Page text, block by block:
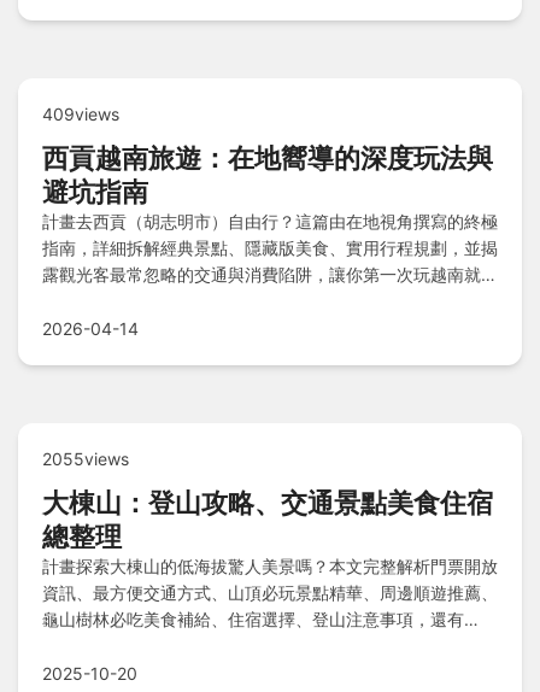
409views
西貢越南旅遊：在地嚮導的深度玩法與
避坑指南
計畫去西貢（胡志明市）自由行？這篇由在地視角撰寫的終極
指南，詳細拆解經典景點、隱藏版美食、實用行程規劃，並揭
露觀光客最常忽略的交通與消費陷阱，讓你第一次玩越南就上
2026-04-14
2055views
大棟山：登山攻略、交通景點美食住宿
總整理
計畫探索大棟山的低海拔驚人美景嗎？本文完整解析門票開放
資訊、最方便交通方式、山頂必玩景點精華、周邊順遊推薦、
龜山樹林必吃美食補給、住宿選擇、登山注意事項，還有
2025-10-20